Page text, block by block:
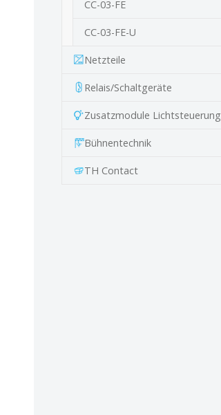
CC-03-FE
CC-03-FE-U
Netzteile
Relais/Schaltgeräte
Zusatzmodule Lichtsteuerung
Bühnentechnik
TH Contact